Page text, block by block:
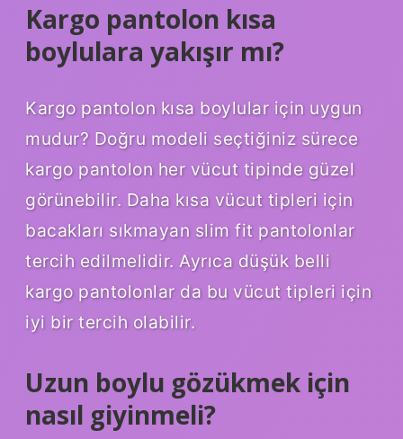
Kargo pantolon kısa
boylulara yakışır mı?
Kargo pantolon kısa boylular için uygun
mudur? Doğru modeli seçtiğiniz sürece
kargo pantolon her vücut tipinde güzel
görünebilir. Daha kısa vücut tipleri için
bacakları sıkmayan slim fit pantolonlar
tercih edilmelidir. Ayrıca düşük belli
kargo pantolonlar da bu vücut tipleri için
iyi bir tercih olabilir.
Uzun boylu gözükmek için
nasıl giyinmeli?